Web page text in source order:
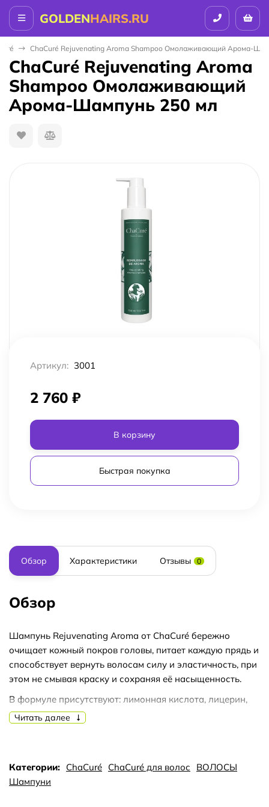
GOLDENHAIRS.RU
ChaCuré Rejuvenating Aroma Shampoo Омолаживающий Арома-
ChaCuré Rejuvenating Aroma
Shampoo Омолаживающий
Арома-Шампунь 250 мл
Артикул: 3001
2 760 ₽
В корзину
Быстрая покупка
Обзор Характеристики Отзывы 0
Обзор
Шампунь Rejuvenating Aroma от ChaCuré бережно
очищает кожный покров головы, питает каждую прядь и
способствует вернуть волосам силу и эластичность, при
этом не смывая краску и сохраняя её насыщенность.
В формуле присутствуют: лимонная кислота, лицерин,
бетаин и прочие необходимые компоненты.
вокруг глаз. Необходимо хранить вдали от детей.
Читать далее
Категории: ChaCuré ChaCuré для волос
ВОЛОСЫ
Шампуни